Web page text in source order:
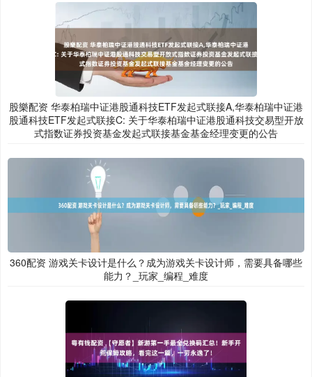
股樂配资 华泰柏瑞中证港股通科技ETF发起式联接A,华泰柏瑞中证港
股通科技ETF发起式联接C: 关于华泰柏瑞中证港股通科技交易型开放
式指数证券投资基金发起式联接基金基金经理变更的公告
360配资 游戏关卡设计是什么？成为游戏关卡设计师，需要具备哪些
能力？_玩家_编程_难度